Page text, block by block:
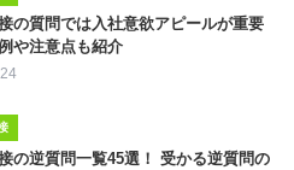
の質問では入社意欲アピールが重要
や注意点も紹介
の逆質問一覧45選！ 受かる逆質問の